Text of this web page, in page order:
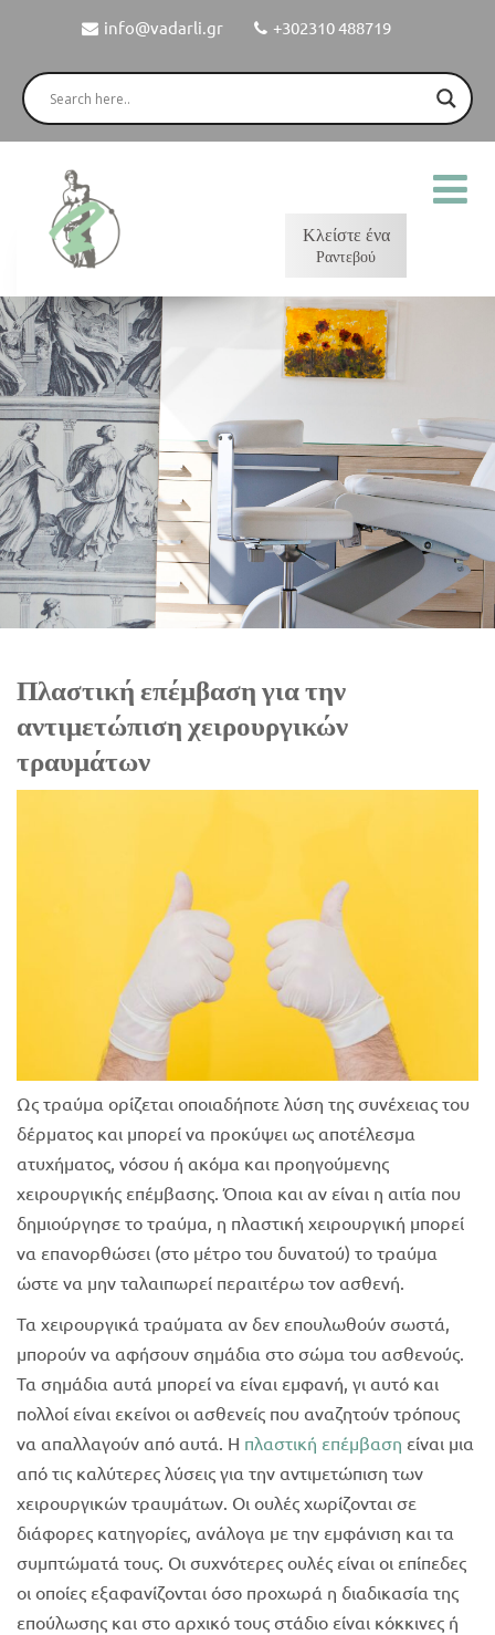
info@vadarli.gr +302310 488719
Κλείστε ένα
Ραντεβού
Πλαστική επέμβαση για την
αντιμετώπιση χειρουργικών
τραυμάτων
Ως τραύμα ορίζεται οποιαδήποτε λύση της συνέχειας του
δέρματος και μπορεί να προκύψει ως αποτέλεσμα
ατυχήματος, νόσου ή ακόμα και προηγούμενης
χειρουργικής επέμβασης. Όποια και αν είναι η αιτία που
δημιούργησε το τραύμα, η πλαστική χειρουργική μπορεί
να επανορθώσει (στο μέτρο του δυνατού) το τραύμα
ώστε να μην ταλαιπωρεί περαιτέρω τον ασθενή.
Τα χειρουργικά τραύματα αν δεν επουλωθούν σωστά,
μπορούν να αφήσουν σημάδια στο σώμα του ασθενούς.
Τα σημάδια αυτά μπορεί να είναι εμφανή, γι αυτό και
πολλοί είναι εκείνοι οι ασθενείς που αναζητούν τρόπους
να απαλλαγούν από αυτά. Η πλαστική επέμβαση είναι μια
από τις καλύτερες λύσεις για την αντιμετώπιση των
χειρουργικών τραυμάτων. Οι ουλές χωρίζονται σε
διάφορες κατηγορίες, ανάλογα με την εμφάνιση και τα
συμπτώματά τους. Οι συχνότερες ουλές είναι οι επίπεδες
οι οποίες εξαφανίζονται όσο προχωρά η διαδικασία της
επούλωσης και στο αρχικό τους στάδιο είναι κόκκινες ή